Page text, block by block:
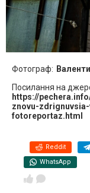
Фотограф:
Посилання на
https://
znovu-
fotoreportaz.html
Reddit
WhatsApp